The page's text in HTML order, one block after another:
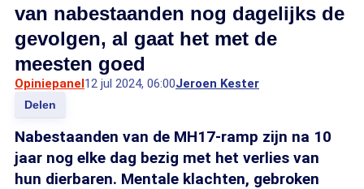
van nabestaanden nog dagelijks de
gevolgen, al gaat het met de
meesten goed
Opiniepanel12 jul 2024, 06:00Jeroen Kester
Delen
Nabestaanden van de MH17-ramp zijn na 10
jaar nog elke dag bezig met het verlies van
hun dierbaren. Mentale klachten, gebroken